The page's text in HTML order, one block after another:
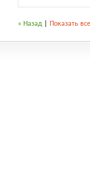
« Назад Показать